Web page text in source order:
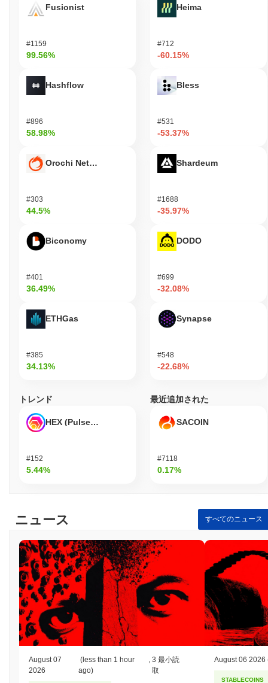
Fusionist
#1159
99.56%
Hashflow
#896
58.98%
Orochi Network
#303
44.5%
Biconomy
#401
36.49%
ETHGas
#385
34.13%
Heima
#712
-60.15%
Bless
#531
-53.37%
Shardeum
#1688
-35.97%
DODO
#699
-32.08%
Synapse
#548
-22.68%
トレンド
HEX (Pulsechain)
#152
5.44%
最近追加された
SACOIN
#7118
0.17%
ニュース すべてのニュース
August 07
2026
(less than 1 hour
ago)
,3 最小読
取
August 06 2026
STABLECOINS